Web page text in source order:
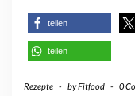
teilen
teilen
Rezepte - byFitfood - 0